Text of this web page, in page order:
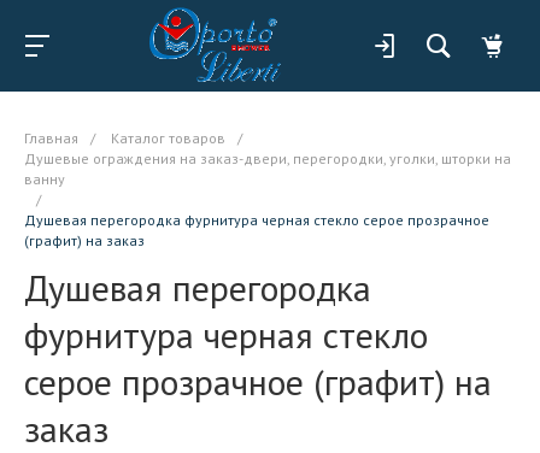
Главная / Каталог товаров
/
Душевые ограждения на заказ-двери, перегородки, уголки, шторки на
ванну
/
Душевая перегородка фурнитура черная стекло серое прозрачное
(графит) на заказ
Душевая перегородка
фурнитура черная стекло
серое прозрачное (графит) на
заказ